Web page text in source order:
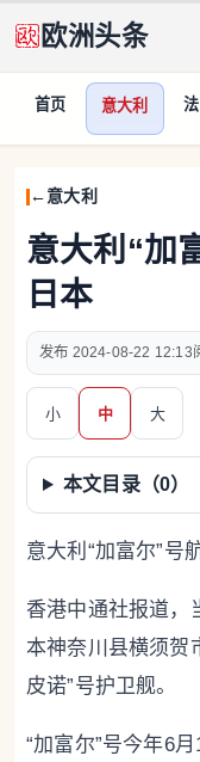
欧洲头条
首页 意大利
意大利
意大利“加
日本
2024-08-22 12:13
小 中 大
本文目录（0）
意大利“加富尔”号
香港中通社报道，
本神奈川县横须贺
皮诺”号护卫舰。
“加富尔”号今年6